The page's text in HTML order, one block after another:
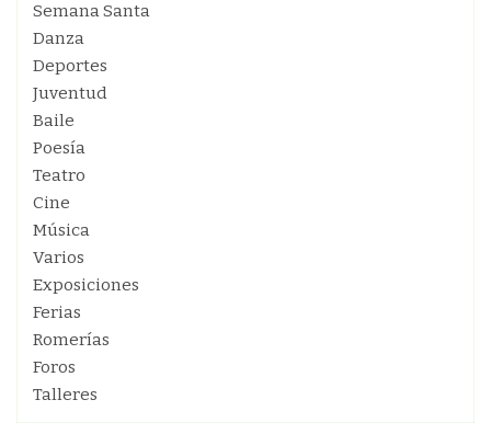
Semana Santa
Danza
Deportes
Juventud
Baile
Poesía
Teatro
Cine
Música
Varios
Exposiciones
Ferias
Romerías
Foros
Talleres